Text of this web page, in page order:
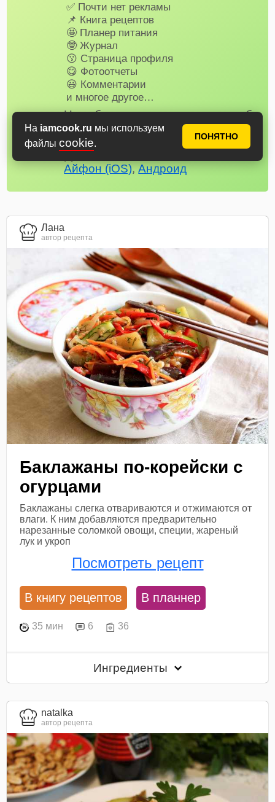
На iamcook.ru мы используем
файлы cookie.
ПОНЯТНО
✅ Почти нет рекламы
📌 Книга рецептов
🤩 Планер питания
🤓 Журнал
😗 Страница профиля
😋 Фотоотчеты
😃 Комментарии
и многое другое…
Не забудьте установить наше веб-
приложение на телефон, рецепты
и сервисы Аймкук будут всегда под
рукой!
Айфон (iOS),Андроид
Лана
автор рецепта
Баклажаны по-корейски с
огурцами
Баклажаны слегка отвариваются и отжимаются от
влаги. К ним добавляются предварительно
нарезанные соломкой овощи, специи, жареный
лук и укроп
Посмотреть рецепт
В книгу рецептов В планнер
35 мин 6 36
Ингредиенты
natalka
автор рецепта